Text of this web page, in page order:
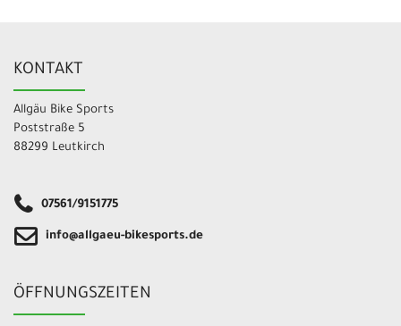
KONTAKT
Allgäu Bike Sports
Poststraße 5
88299 Leutkirch
07561/9151775
info@allgaeu-bikesports.de
ÖFFNUNGSZEITEN